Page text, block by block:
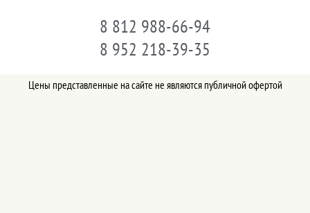
8 812 988-66-94
8 952 218-39-35
Цены представленные на сайте не являются публичной офертой